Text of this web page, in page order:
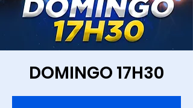
DOMINGO 17H30